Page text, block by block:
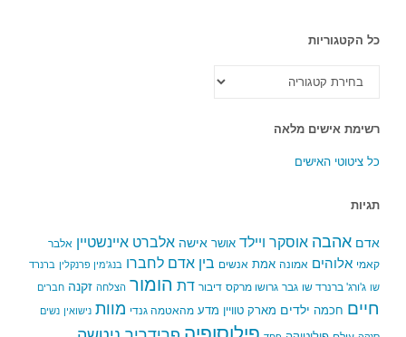
כל הקטגוריות
הקטגוריות
רשימת אישים מלאה
כל ציטוטי האישים
תגיות
אדם אהבה אוסקר ויילד אושר אישה אלברט איינשטיין אלבר
קאמי אלוהים אמונה אמת אנשים בין אדם לחברו בנג'מין פרנקלין ברנרד
שו ג'ורג' ברנרד שו גבר גרושו מרקס דיבור דת הומור הצלחה זקנה חברים
חיים חכמה ילדים מארק טוויין מדע מהאטמה גנדי מוות נישואין נשים